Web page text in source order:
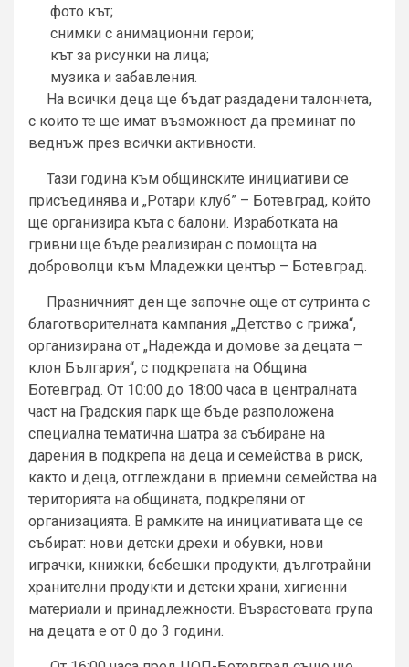
фото кът;
снимки с анимационни герои;
кът за рисунки на лица;
музика и забавления.
На всички деца ще бъдат раздадени талончета,
с които те ще имат възможност да преминат по
веднъж през всички активности.
Тази година към общинските инициативи се
присъединява и „Ротари клуб” – Ботевград, който
ще организира къта с балони. Изработката на
гривни ще бъде реализиран с помощта на
доброволци към Младежки център – Ботевград.
Празничният ден ще започне още от сутринта с
благотворителната кампания „Детство с грижа“,
организирана от „Надежда и домове за децата –
клон България“, с подкрепата на Община
Ботевград. От 10:00 до 18:00 часа в централната
част на Градския парк ще бъде разположена
специална тематична шатра за събиране на
дарения в подкрепа на деца и семейства в риск,
както и деца, отглеждани в приемни семейства на
територията на общината, подкрепяни от
организацията. В рамките на инициативата ще се
събират: нови детски дрехи и обувки, нови
играчки, книжки, бебешки продукти, дълготрайни
хранителни продукти и детски храни, хигиенни
материали и принадлежности. Възрастовата група
на децата е от 0 до 3 години.